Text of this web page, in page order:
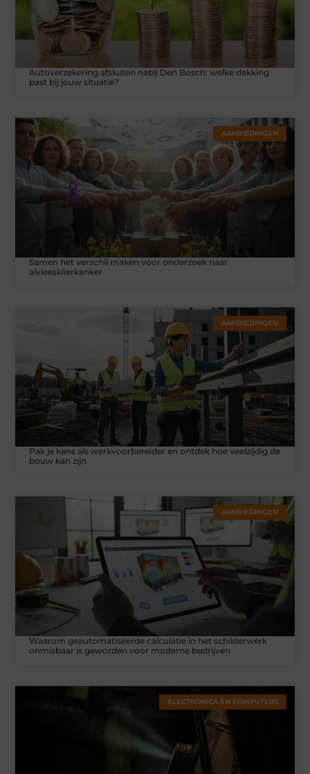
Autoverzekering afsluiten nabij Den Bosch: welke dekking
past bij jouw situatie?
AANBIEDINGEN
Samen het verschil maken voor onderzoek naar
alvleesklierkanker
AANBIEDINGEN
Pak je kans als werkvoorbereider en ontdek hoe veelzijdig de
bouw kan zijn
AANBIEDINGEN
Waarom geautomatiseerde calculatie in het schilderwerk
onmisbaar is geworden voor moderne bedrijven
ELECTRONICA EN COMPUTERS